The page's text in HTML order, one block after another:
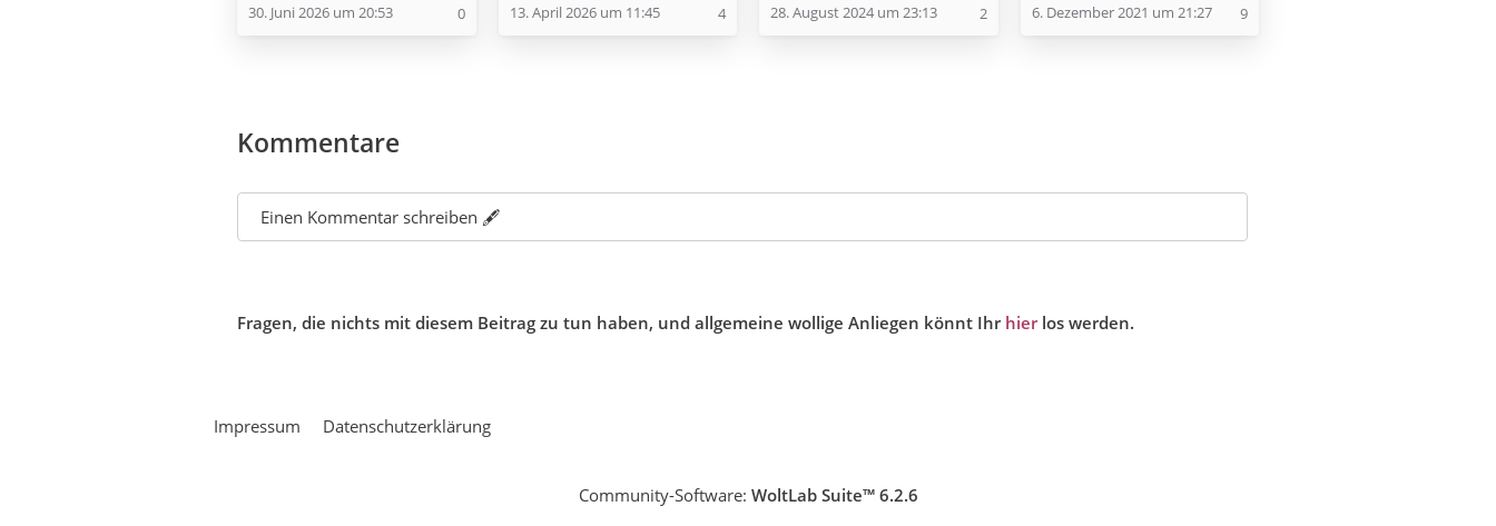
30. Juni 2026 um 20:53 0 13. April 2026 um 11:45 4 28. August 2024 um 23:13 2 6. Dezember 2021 um 21:27 9
Kommentare
Einen Kommentar schreiben 🖋️
Fragen, die nichts mit diesem Beitrag zu tun haben, und allgemeine wollige Anliegen könnt Ihr hierlos werden.
Impressum Datenschutzerklärung
Community-Software: WoltLab Suite™ 6.2.6